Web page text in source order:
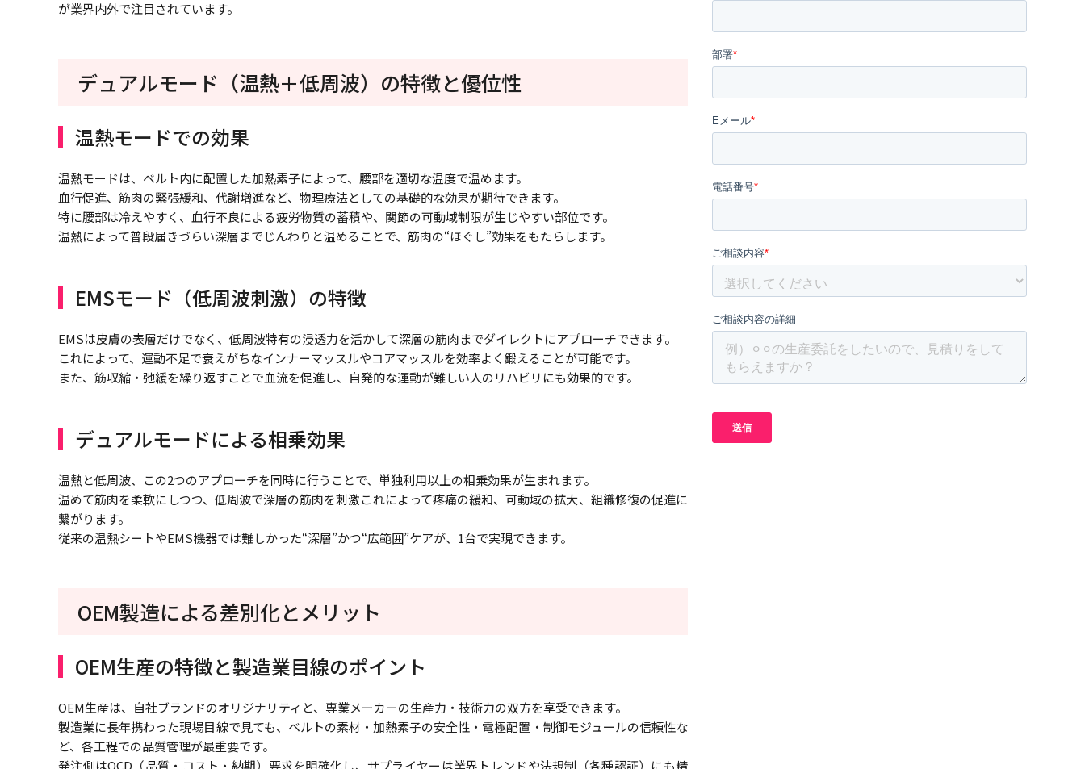
が業界内外で注目されています。
デュアルモード（温熱＋低周波）の特徴と優位性
温熱モードでの効果
温熱モードは、ベルト内に配置した加熱素子によって、腰部を適切な温度で温めます。
血行促進、筋肉の緊張緩和、代謝増進など、物理療法としての基礎的な効果が期待できます。
特に腰部は冷えやすく、血行不良による疲労物質の蓄積や、関節の可動域制限が生じやすい部位です。
温熱によって普段届きづらい深層までじんわりと温めることで、筋肉の“ほぐし”効果をもたらします。
EMSモード（低周波刺激）の特徴
EMSは皮膚の表層だけでなく、低周波特有の浸透力を活かして深層の筋肉までダイレクトにアプローチできます。
これによって、運動不足で衰えがちなインナーマッスルやコアマッスルを効率よく鍛えることが可能です。
また、筋収縮・弛緩を繰り返すことで血流を促進し、自発的な運動が難しい人のリハビリにも効果的です。
デュアルモードによる相乗効果
温熱と低周波、この2つのアプローチを同時に行うことで、単独利用以上の相乗効果が生まれます。
温めて筋肉を柔軟にしつつ、低周波で深層の筋肉を刺激――これによって疼痛の緩和、可動域の拡大、組織修復の促進に
繋がります。
従来の温熱シートやEMS機器では難しかった“深層”かつ“広範囲”ケアが、1台で実現できます。
OEM製造による差別化とメリット
OEM生産の特徴と製造業目線のポイント
OEM生産は、自社ブランドのオリジナリティと、専業メーカーの生産力・技術力の双方を享受できます。
製造業に長年携わった現場目線で見ても、ベルトの素材・加熱素子の安全性・電極配置・制御モジュールの信頼性な
ど、各工程での品質管理が最重要です。
発注側はQCD（品質・コスト・納期）要求を明確化し、サプライヤーは業界トレンドや法規制（各種認証）にも精